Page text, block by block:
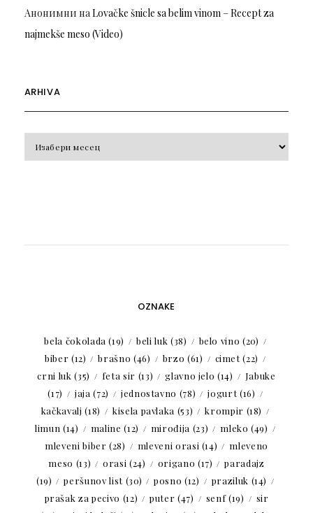
Анонимни наLovačke šnicle sa belim vinom – Recept za
najmekše meso (Video)
ARHIVA
OZNAKE
bela čokolada (19) beli luk (38) belo vino (20)
biber (12) brašno (46) brzo (61) cimet(22)
crni luk (35) feta sir (13) glavno jelo (14)
Jabuke
(17)
jaja (72) jednostavno (78) jogurt(16)
kačkavalj (18) kisela pavlaka (53) krompir (18)
limun (14) maline (12) mirođija (23) mleko (49)
mleveni biber (28) mleveni orasi (14)
mleveno
meso (13) orasi (24) origano (17)
paradajz
(19)
peršunov list(30) posno (12) praziluk (14)
prašak za pecivo (12) puter (47) senf(19)
sir